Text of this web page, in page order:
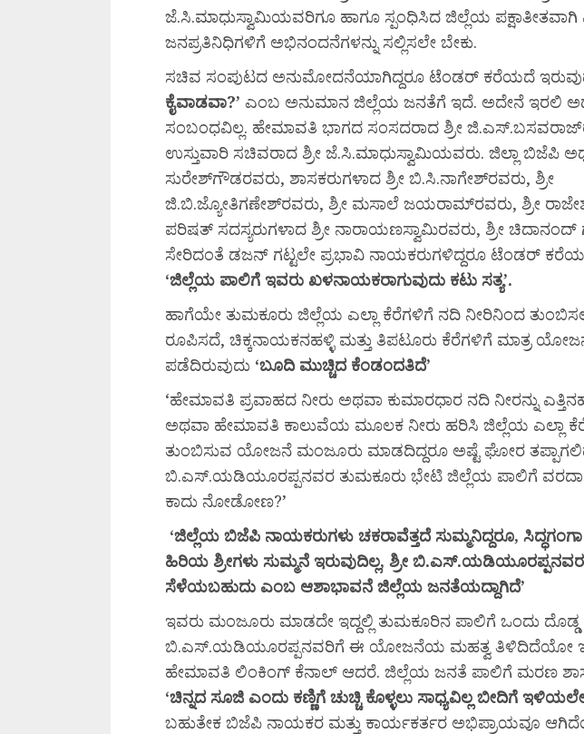
ಜೆ.ಸಿ.ಮಾಧುಸ್ವಾಮಿಯವರಿಗೂ ಹಾಗೂ ಸ್ಪಂಧಿಸಿದ ಜಿಲ್ಲೆಯ ಪಕ್ಷಾತೀತವಾಗಿ
ಜನಪ್ರತಿನಿಧಿಗಳಿಗೆ ಅಭಿನಂದನೆಗಳನ್ನು ಸಲ್ಲಿಸಲೇ ಬೇಕು.
ಸಚಿವ ಸಂಪುಟದ ಅನುಮೋದನೆಯಾಗಿದ್ದರೂ ಟೆಂಡರ್ ಕರೆಯದೆ
ಕೈವಾಡವಾ?’ ಎಂಬ ಅನುಮಾನ ಜಿಲ್ಲೆಯ ಜನತೆಗೆ ಇದೆ. ಅದೇನೆ ಇರಲಿ
ಸಂಬಂಧವಿಲ್ಲ. ಹೇಮಾವತಿ ಭಾಗದ ಸಂಸದರಾದ ಶ್ರೀ
ಉಸ್ತುವಾರಿ ಸಚಿವರಾದ ಶ್ರೀ ಜೆ.ಸಿ.ಮಾಧುಸ್ವಾಮಿಯವರು. ಜಿಲ್ಲಾ ಬಿಜೆಪಿ
ಸುರೇಶ್‍ಗೌಡರವರು, ಶಾಸಕರುಗಳಾದ ಶ್ರೀ ಬಿ.ಸಿ.ನಾಗೇಶ್‍ರವರು, ಶ್ರೀ
ಜಿ.ಬಿ.ಜ್ಯೋತಿಗಣೇಶ್‍ರವರು, ಶ್ರೀ ಮಸಾಲೆ ಜಯರಾಮ್‍ರವರು, ಶ್ರೀ
ಪರಿಷತ್ ಸದಸ್ಯರುಗಳಾದ ಶ್ರೀ ನಾರಾಯಣಸ್ವಾಮಿರವರು, ಶ್ರೀ
ಸೇರಿದಂತೆ ಡಜನ್ ಗಟ್ಟಲೇ ಪ್ರಭಾವಿ ನಾಯಕರುಗಳಿದ್ದರೂ ಟೆಂಡರ್
‘ಜಿಲ್ಲೆಯ ಪಾಲಿಗೆ ಇವರು ಖಳನಾಯಕರಾಗುವುದು ಕಟು ಸತ್ಯ’.
ಹಾಗೆಯೇ ತುಮಕೂರು ಜಿಲ್ಲೆಯ ಎಲ್ಲಾ ಕೆರೆಗಳಿಗೆ ನದಿ ನೀರಿನಿಂದ
ರೂಪಿಸದೆ, ಚಿಕ್ಕನಾಯಕನಹಳ್ಳಿ ಮತ್ತು ತಿಪಟೂರು ಕೆರೆಗಳಿಗೆ ಮಾತ್ರ
ಪಡೆದಿರುವುದು ‘ಬೂದಿ ಮುಚ್ಚಿದ ಕೆಂಡಂದತಿದೆ’
‘ಹೇಮಾವತಿ ಪ್ರವಾಹದ ನೀರು ಅಥವಾ ಕುಮಾರಧಾರ ನದಿ ನೀರನ್ನು
ಅಥವಾ ಹೇಮಾವತಿ ಕಾಲುವೆಯ ಮೂಲಕ ನೀರು ಹರಿಸಿ ಜಿಲ್ಲೆಯ ಎಲ್ಲಾ
ತುಂಬಿಸುವ ಯೋಜನೆ ಮಂಜೂರು ಮಾಡದಿದ್ದರೂ ಅಷ್ಟೆ ಘೋರ
ಬಿ.ಎಸ್.ಯಡಿಯೂರಪ್ಪನವರ ತುಮಕೂರು ಭೇಟಿ ಜಿಲ್ಲೆಯ ಪಾಲಿಗೆ
ಕಾದು ನೋಡೋಣ?’
‘ಜಿಲ್ಲೆಯ ಬಿಜೆಪಿ ನಾಯಕರುಗಳು ಚಕರಾವೆತ್ತದೆ ಸುಮ್ಮನಿದ್ದರೂ, ಸಿದ್ಧಗಂಗಾ
ಹಿರಿಯ ಶ್ರೀಗಳು ಸುಮ್ಮನೆ ಇರುವುದಿಲ್ಲ, ಶ್ರೀ ಬಿ.ಎಸ್.ಯಡಿಯೂರಪ್ಪನವರ
ಸೆಳೆಯಬಹುದು ಎಂಬ ಆಶಾಭಾವನೆ ಜಿಲ್ಲೆಯ ಜನತೆಯದ್ದಾಗಿದೆ’
ಇವರು ಮಂಜೂರು ಮಾಡದೇ ಇದ್ದಲ್ಲಿ ತುಮಕೂರಿನ ಪಾಲಿಗೆ ಒಂದು ದೊಡ್ಡ
ಬಿ.ಎಸ್.ಯಡಿಯೂರಪ್ಪನವರಿಗೆ ಈ ಯೋಜನೆಯ ಮಹತ್ವ ತಿಳಿದಿದೆಯೋ
ಹೇಮಾವತಿ ಲಿಂಕಿಂಗ್ ಕೆನಾಲ್ ಆದರೆ. ಜಿಲ್ಲೆಯ ಜನತೆ ಪಾಲಿಗೆ ಮರಣ
‘ಚಿನ್ನದ ಸೂಜಿ ಎಂದು ಕಣ್ಣಿಗೆ ಚುಚ್ಚಿಕೊಳ್ಳಲು ಸಾಧ್ಯವಿಲ್ಲ ಬೀದಿಗೆ ಇಳಿಯಲೇ
ಬಹುತೇಕ ಬಿಜೆಪಿ ನಾಯಕರ ಮತ್ತು ಕಾರ್ಯಕರ್ತರ ಅಭಿಪ್ರಾಯವೂ